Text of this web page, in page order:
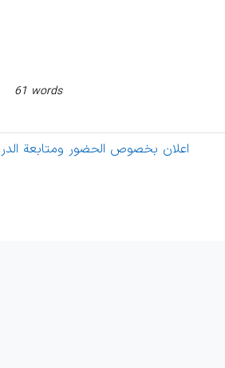
61 words
◀︎ اعلان بخصوص الحضور ومتابعة